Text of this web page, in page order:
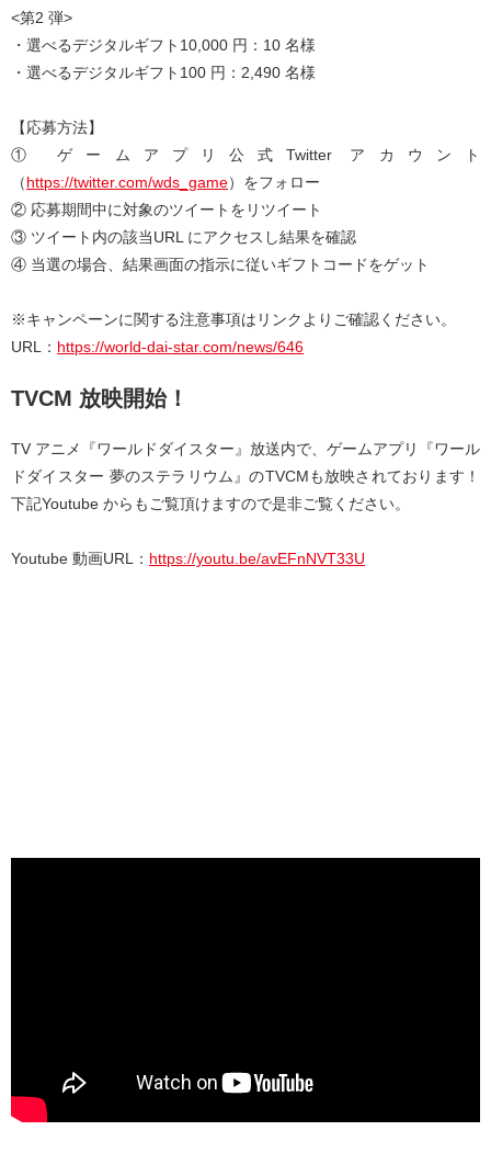
<第2 弾>
・選べるデジタルギフト10,000 円：10 名様
・選べるデジタルギフト100 円：2,490 名様
【応募方法】
① ゲームアプリ公式Twitter アカウント
（https://twitter.com/wds_game）をフォロー
② 応募期間中に対象のツイートをリツイート
③ ツイート内の該当URL にアクセスし結果を確認
④ 当選の場合、結果画面の指示に従いギフトコードをゲット
※キャンペーンに関する注意事項はリンクよりご確認ください。
URL： https://world-dai-star.com/news/646
TVCM 放映開始！
TV アニメ『ワールドダイスター』放送内で、ゲームアプリ『ワール
ドダイスター 夢のステラリウム』のTVCMも放映されております！
下記Youtube からもご覧頂けますので是非ご覧ください。
Youtube 動画URL： https://youtu.be/avEFnNVT33U